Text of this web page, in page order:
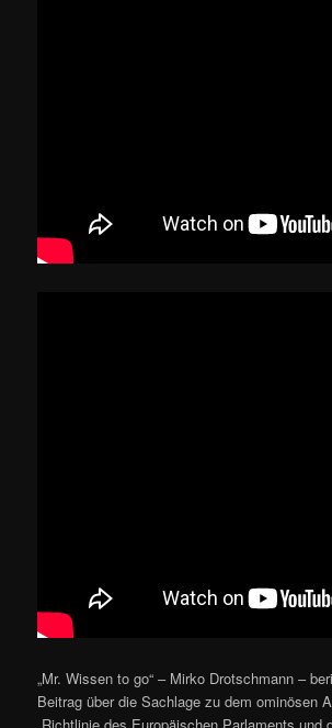
„Mr. Wissen to go“ – Mirko Drotschmann –
Beitrag über die Sachlage zu dem ominösen